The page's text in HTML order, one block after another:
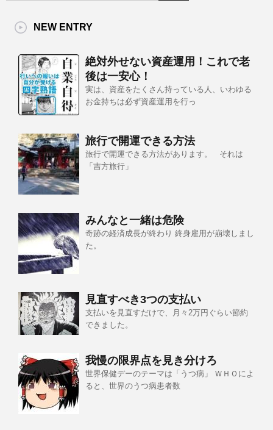
NEW ENTRY
絶対外せない資産運用！これで老
後は一安心！
実は、資産をたくさん持っている人、いわゆる
お金持ちは必ず資産運用を行っ
旅行で開運できる方法
旅行で開運できる方法があります。 それは
「吉方旅行」
みんなと一緒は危険
奇跡の経済成長が終わり 終身雇用が崩壊しまし
た。
見直すべき3つの支払い
支払いを見直すだけで、月々2万円ぐらい節約
できました。
我慢の限界点を見き分けろ
世界保健デーのテーマは「うつ病」 ＷＨＯによ
ると、世界のうつ病患者数